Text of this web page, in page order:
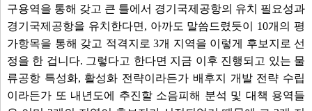
구용역을 통해 갖고 큰 틀에서 경기국제공항의 유치 필요성과
경기국제공항을 유치한다면, 아까도 말씀드렸듯이 10개의 평
가항목을 통해 갖고 적격지로 3개 지역을 이렇게 후보지로 선
정을 한 겁니다. 그렇다고 한다면 지금 이후 진행되고 있는 물
류공항 특성화, 활성화 전략이라든가 배후지 개발 전략 수립
이라든가 또 내년도에 추진할 소음피해 분석 및 대책 용역들